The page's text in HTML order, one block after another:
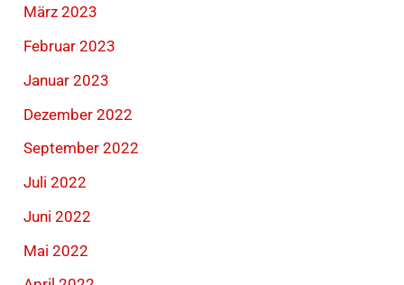
März 2023
Februar 2023
Januar 2023
Dezember 2022
September 2022
Juli 2022
Juni 2022
Mai 2022